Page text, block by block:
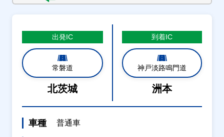
出発IC
常磐道
北茨城
到着IC
神戸淡路鳴門道
洲本
車種 普通車